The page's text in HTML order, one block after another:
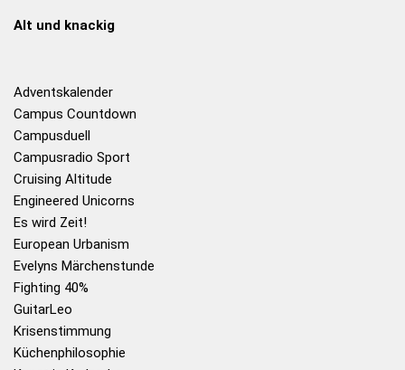
Alt und knackig
Adventskalender
Campus Countdown
Campusduell
Campusradio Sport
Cruising Altitude
Engineered Unicorns
Es wird Zeit!
European Urbanism
Evelyns Märchenstunde
Fighting 40%
GuitarLeo
Krisenstimmung
Küchenphilosophie